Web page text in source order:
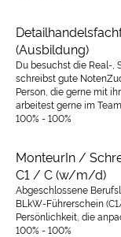
(Ausbildung)
Du besuchst die Real-,
schreibst gute
Person, die gerne mit
arbeitest gerne im
100% - 100%
MonteurIn /
C1 / C (w/m/d)
Abgeschlossene
BLkW-Führerschein
Persönlichkeit, die
100% - 100%